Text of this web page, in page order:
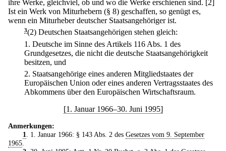
ihre Werke, gleichviel, ob und wo die Werke erschienen sind. [2]
Ist ein Werk von Miturhebern (§ 8) geschaffen, so genügt es,
wenn ein Miturheber deutscher Staatsangehöriger ist.
3(2) Deutschen Staatsangehörigen stehen gleich:
1. Deutsche im Sinne des Artikels 116 Abs. 1 des
Grundgesetzes, die nicht die deutsche Staatsangehörigkeit
besitzen, und
2. Staatsangehörige eines anderen Mitgliedstaates der
Europäischen Union oder eines anderen Vertragsstaates des
Abkommens über den Europäischen Wirtschaftsraum.
[1. Januar 1966–30. Juni 1995]
Anmerkungen:
1
. 1. Januar 1966: § 143 Abs. 2 des Gesetzes vom 9. September
1965